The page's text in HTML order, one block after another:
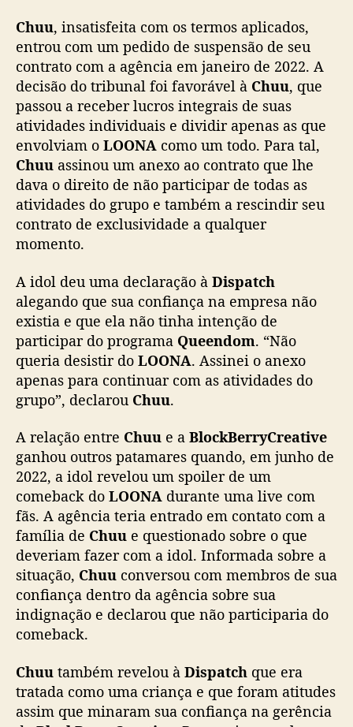
t
e
C
h
u
u
e
a
o
c
e
r
r
C
r
e
i
e
Chuu, insatisfeita com os termos aplicados,
entrou com um pedido de suspensão de seu
contrato com a agência em janeiro de 2022. A
decisão do tribunal foi favorável à Chuu, que
passou a receber lucros integrais de suas
atividades individuais e dividir apenas as que
envolviam o LOONA como um todo. Para tal,
Chuu assinou um anexo ao contrato que lhe
dava o direito de não participar de todas as
atividades do grupo e também a rescindir seu
contrato de exclusividade a qualquer
momento.
A idol deu uma declaração à Dispatch
alegando que sua confiança na empresa não
existia e que ela não tinha intenção de
participar do programa Queendom. “Não
queria desistir do LOONA. Assinei o anexo
apenas para continuar com as atividades do
grupo”, declarou Chuu.
A relação entre Chuu e a BlockBerryCreative
ganhou outros patamares quando, em junho de
2022, a idol revelou um spoiler de um
comeback do LOONA durante uma live com
fãs. A agência teria entrado em contato com a
família de Chuu e questionado sobre o que
deveriam fazer com a idol. Informada sobre a
situação, Chuu conversou com membros de sua
confiança dentro da agência sobre sua
indignação e declarou que não participaria do
comeback.
Chuu também revelou à Dispatch que era
tratada como uma criança e que foram atitudes
assim que minaram sua confiança na gerência